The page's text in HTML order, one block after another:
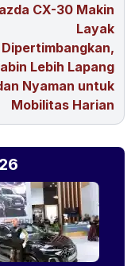
CX-30 Makin
Layak
Dipertimbangkan,
Lebih Lapang
Nyaman untuk
Mobilitas Harian